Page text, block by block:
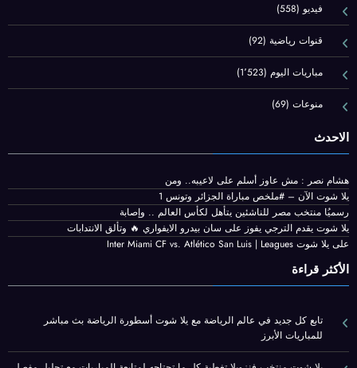
فيديو (558)
قنوات رياضية(92)
مباريات اليوم (1٬523)
منوعات(69)
الاحدث
هشام نصر : مش عاوز أسلم على لاعيبه.. ومن
يلا شوت الآن – #ملخص مباراة الجزائر وتونس 1
رسميُا منتخب مصر للناشئين يتأهل لكأس العالم .. وإصابة
يلا شوت يقدم الترجي يفوز على سان بيدرو الايفواري 🔥 وتألق الانتدابات
على يلا شوت Inter Miami CF vs. Atlético San Luis | Leagues
الأكثر قراءة
تابع كل جديد في عالم الرياضة مع يلا شوت أسطورة الرياضة بث مباشر
للمباريات الأبرز